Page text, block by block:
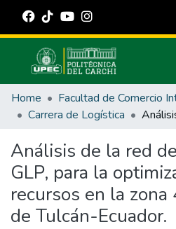
Communities & Collections
All of DSpace
Estadísticas Externas
Manuales
Home
Carrera de Logística
Análisis de la red
GLP, para la
recursos en la zona
de Tulcán-Ecuador.